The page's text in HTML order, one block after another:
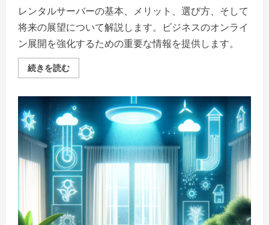
レンタルサーバーの基本、メリット、選び方、そして
将来の展望について解説します。ビジネスのオンライ
ン展開を強化するための重要な情報を提供します。
続きを読むレ
ン
サ
ー
バ
ー：
「未
来
の
扉
を
開
く、
あ
な
た
の